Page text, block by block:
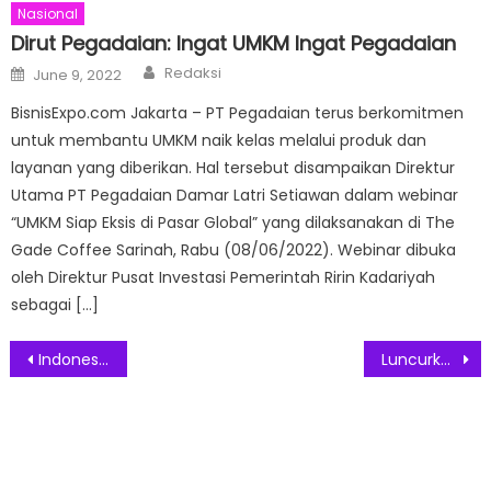
Nasional
Dirut Pegadaian: Ingat UMKM Ingat Pegadaian
Posted
on
June 9, 2022 Author
Redaksi
BisnisExpo.com Jakarta – PT Pegadaian terus berkomitmen
untuk membantu UMKM naik kelas melalui produk dan
layanan yang diberikan. Hal tersebut disampaikan Direktur
Utama PT Pegadaian Damar Latri Setiawan dalam webinar
“UMKM Siap Eksis di Pasar Global” yang dilaksanakan di The
Gade Coffee Sarinah, Rabu (08/06/2022). Webinar dibuka
oleh Direktur Pusat Investasi Pemerintah Ririn Kadariyah
sebagai […]
Post
Indonesia Tambah Regimen Vaksin Booster Baru Luncurkan Platform DevNet, Exotic Markets Gelar Kompetisi Hingga Akhir Maret